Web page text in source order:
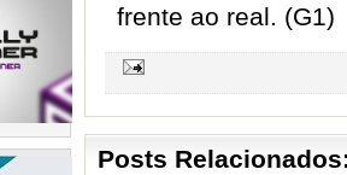
frente ao real. (G1)
Posts